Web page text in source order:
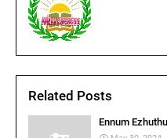
Related Posts
Ennum